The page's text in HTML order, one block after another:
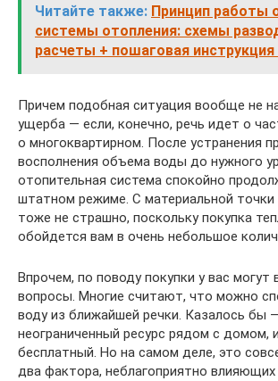
Читайте также: Принцип работы
системы отопления: схемы
расчеты + пошаговая
Причем подобная ситуация вообще не
ущерба — если, конечно, речь идет о
о многоквартирном. После устранения
восполнения объема воды до нужного
отопительная система спокойно
штатном режиме. С материальной точки
тоже не страшно, поскольку покупка
обойдется вам в очень небольшое
Впрочем, по поводу покупки у вас могут
вопросы. Многие считают, что можно
воду из ближайшей речки. Казалось бы
неограниченный ресурс рядом с домом,
бесплатный. Но на самом деле, это
два фактора, неблагоприятно